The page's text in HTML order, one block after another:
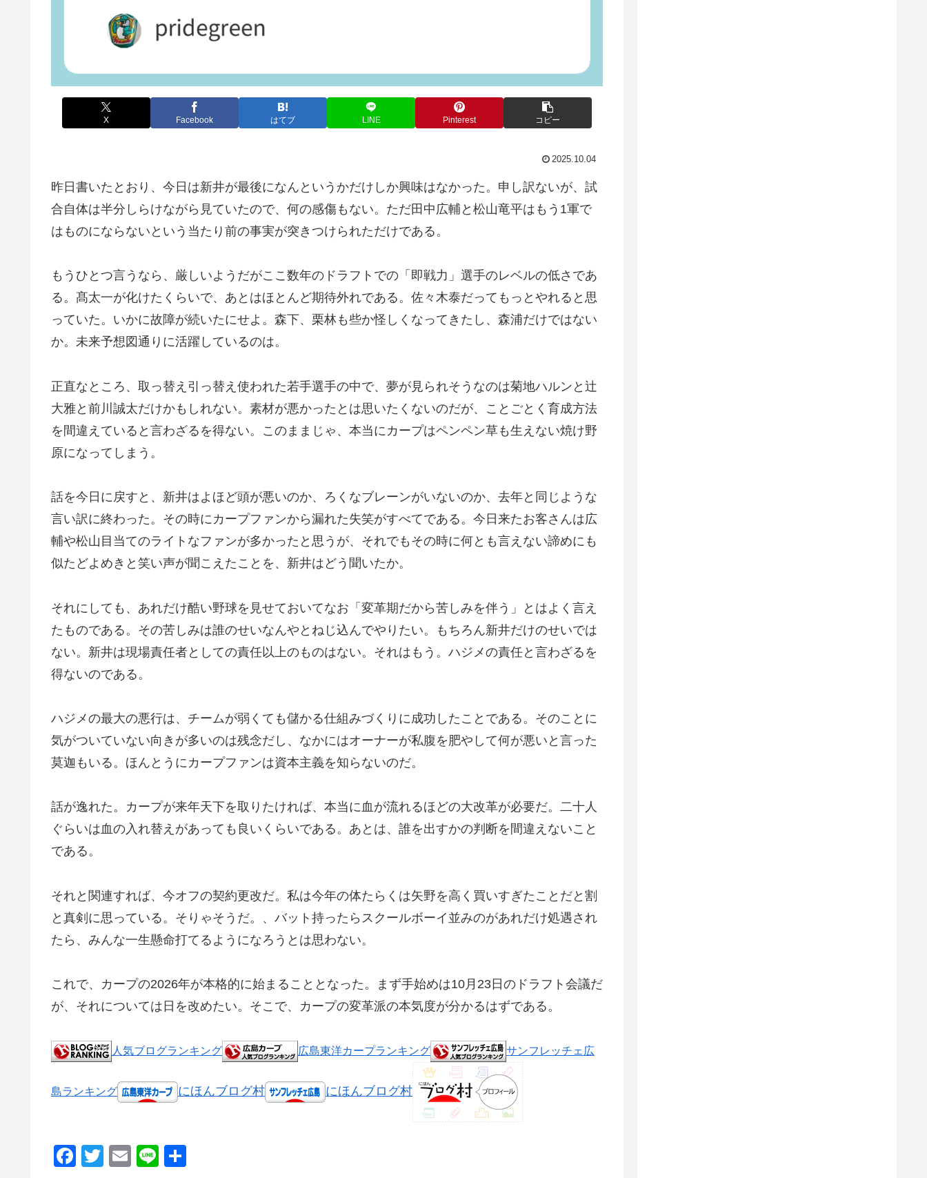
X Facebook はてブ LINE Pinterest コピー
2025.10.04
昨日書いたとおり、今日は新井が最後になんというかだけしか興味はなかった。申し訳ないが、試
合自体は半分しらけながら見ていたので、何の感傷もない。ただ田中広輔と松山竜平はもう1軍で
はものにならないという当たり前の事実が突きつけられただけである。
もうひとつ言うなら、厳しいようだがここ数年のドラフトでの「即戦力」選手のレベルの低さであ
る。髙太一が化けたくらいで、あとはほとんど期待外れである。佐々木泰だってもっとやれると思
っていた。いかに故障が続いたにせよ。森下、栗林も些か怪しくなってきたし、森浦だけではない
か。未来予想図通りに活躍しているのは。
正直なところ、取っ替え引っ替え使われた若手選手の中で、夢が見られそうなのは菊地ハルンと辻
大雅と前川誠太だけかもしれない。素材が悪かったとは思いたくないのだが、ことごとく育成方法
を間違えていると言わざるを得ない。このままじゃ、本当にカープはペンペン草も生えない焼け野
原になってしまう。
話を今日に戻すと、新井はよほど頭が悪いのか、ろくなブレーンがいないのか、去年と同じような
言い訳に終わった。その時にカープファンから漏れた失笑がすべてである。今日来たお客さんは広
輔や松山目当てのライトなファンが多かったと思うが、それでもその時に何とも言えない諦めにも
似たどよめきと笑い声が聞こえたことを、新井はどう聞いたか。
それにしても、あれだけ酷い野球を見せておいてなお「変革期だから苦しみを伴う」とはよく言え
たものである。その苦しみは誰のせいなんやとねじ込んでやりたい。もちろん新井だけのせいでは
ない。新井は現場責任者としての責任以上のものはない。それはもう。ハジメの責任と言わざるを
得ないのである。
ハジメの最大の悪行は、チームが弱くても儲かる仕組みづくりに成功したことである。そのことに
気がついていない向きが多いのは残念だし、なかにはオーナーが私腹を肥やして何が悪いと言った
莫迦もいる。ほんとうにカープファンは資本主義を知らないのだ。
話が逸れた。カープが来年天下を取りたければ、本当に血が流れるほどの大改革が必要だ。二十人
ぐらいは血の入れ替えがあっても良いくらいである。あとは、誰を出すかの判断を間違えないこと
である。
それと関連すれば、今オフの契約更改だ。私は今年の体たらくは矢野を高く買いすぎたことだと割
と真剣に思っている。そりゃそうだ。、バット持ったらスクールボーイ並みのがあれだけ処遇され
たら、みんな一生懸命打てるようになろうとは思わない。
これで、カープの2026年が本格的に始まることとなった。まず手始めは10月23日のドラフト会議だ
が、それについては日を改めたい。そこで、カープの変革派の本気度が分かるはずである。
人気ブログランキング 広島東洋カープランキング サンフレッチェ広
島ランキング にほんブログ村 にほんブログ村
F
T
E
Li